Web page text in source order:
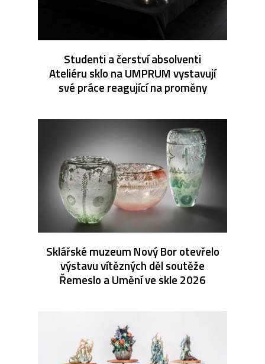
Studenti a čerství absolventi
Ateliéru sklo na UMPRUM vystavují
své práce reagující na proměny
Sklářské muzeum Nový Bor otevřelo
výstavu vítězných děl soutěže
Řemeslo a Umění ve skle 2026